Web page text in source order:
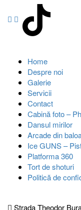
Home
Despre noi
Galerie
Servicii
Contact
Cabină foto –
Dansul mirilor
Arcade din
Ice GUNS –
Platforma 360
Tort de shoturi
Politică de
Strada Theodor